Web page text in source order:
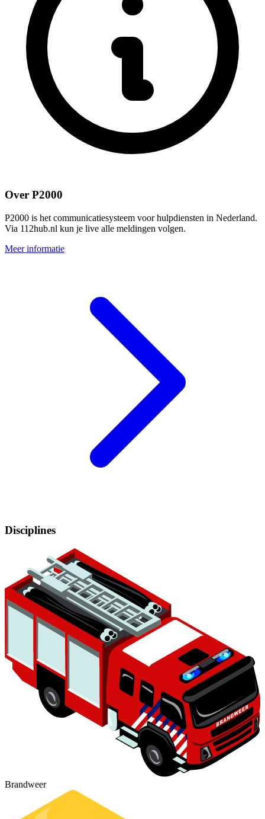
Over P2000
P2000 is het communicatiesysteem voor hulpdiensten in Nederland.
Via 112hub.nl kun je live alle meldingen volgen.
Meer informatie
Disciplines
Brandweer